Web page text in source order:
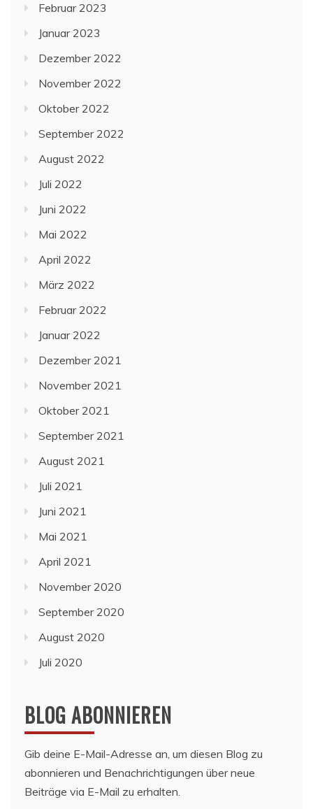
Februar 2023
Januar 2023
Dezember 2022
November 2022
Oktober 2022
September 2022
August 2022
Juli 2022
Juni 2022
Mai 2022
April 2022
März 2022
Februar 2022
Januar 2022
Dezember 2021
November 2021
Oktober 2021
September 2021
August 2021
Juli 2021
Juni 2021
Mai 2021
April 2021
November 2020
September 2020
August 2020
Juli 2020
BLOG ABONNIEREN
Gib deine E-Mail-Adresse an, um diesen Blog zu
abonnieren und Benachrichtigungen über neue
Beiträge via E-Mail zu erhalten.